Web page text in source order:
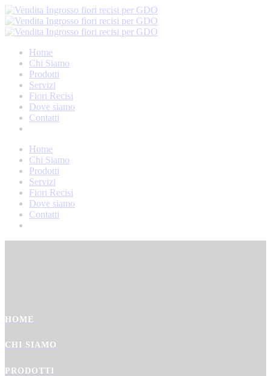
Home
Chi Siamo
Prodotti
Servizi
Fiori Recisi
Dove siamo
Contatti
Home
Chi Siamo
Prodotti
Servizi
Fiori Recisi
Dove siamo
Contatti
HOME
CHI SIAMO
PRODOTTI